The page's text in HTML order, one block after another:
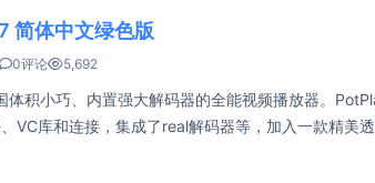
简体中文绿色版
0评论 5,692
体积小巧、内置强大解码器的全能视频播放器。
VC库和连接，集成了real解码器等，加入一款精美